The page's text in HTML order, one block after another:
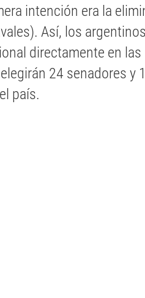
intención era la
Así, los
directamente en
24 senadores y
país.